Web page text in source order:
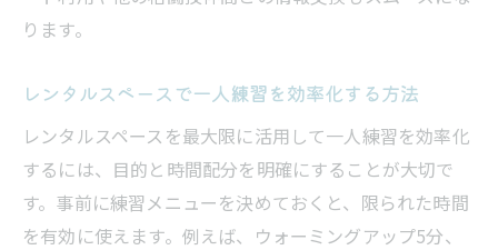
ります。
レンタルスペースで一人練習を効率化する方法
レンタルスペースを最大限に活用して一人練習を効率化
するには、目的と時間配分を明確にすることが大切で
す。事前に練習メニューを決めておくと、限られた時間
を有効に使えます。例えば、ウォーミングアップ5分、